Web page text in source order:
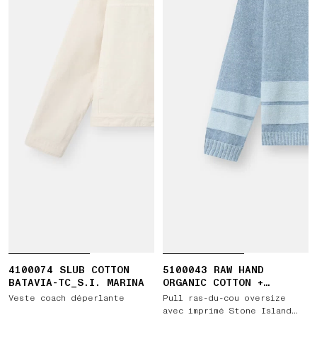
4100074 SLUB COTTON
BATAVIA-TC_S.I. MARINA
Veste coach déperlante
5100043 RAW HAND
ORGANIC COTTON +
LINEN_S.I. MARINA
Pull ras-du-cou oversize
avec imprimé Stone Island